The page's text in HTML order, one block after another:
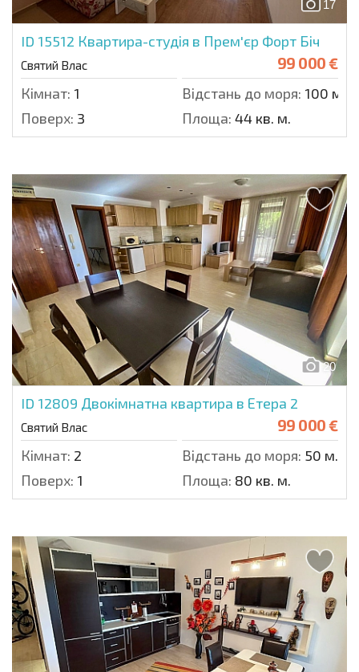
17
ID 15512 Квартира-студія в Прем'єр Форт Біч
Святий Влас 99 000 €
Кімнат: 1 Відстань до моря: 100 м.
Поверх: 3 Площа: 44 кв. м.
20
ID 12809 Двокімнатна квартира в Етера 2
Святий Влас 99 000 €
Кімнат: 2 Відстань до моря: 50 м.
Поверх: 1 Площа: 80 кв. м.